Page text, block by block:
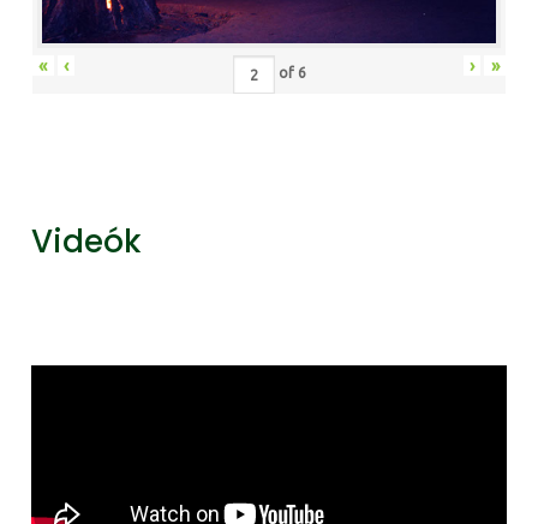
« ‹ of 6 › »
Videók